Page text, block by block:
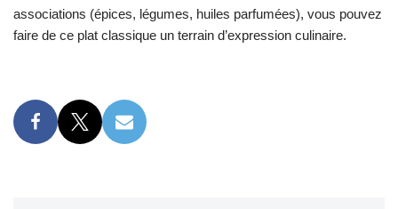
associations (épices, légumes, huiles parfumées), vous pouvez
faire de ce plat classique un terrain d’expression culinaire.